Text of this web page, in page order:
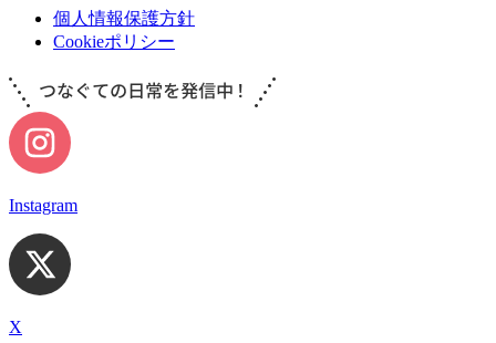
個人情報保護方針
Cookieポリシー
Instagram
X